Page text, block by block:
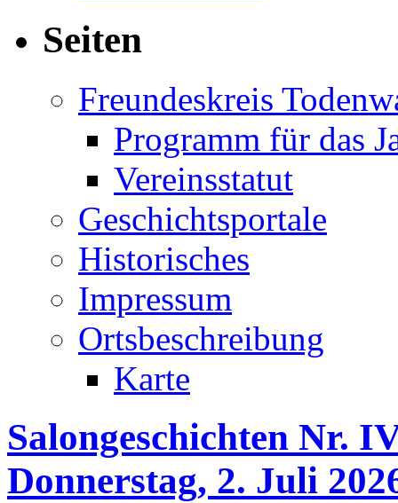
Seiten
Freundeskreis
Programm für das
Vereinsstatut
Geschichtsportale
Historisches
Impressum
Ortsbeschreibung
Karte
Salongeschichten Nr.
Donnerstag, 2. Juli